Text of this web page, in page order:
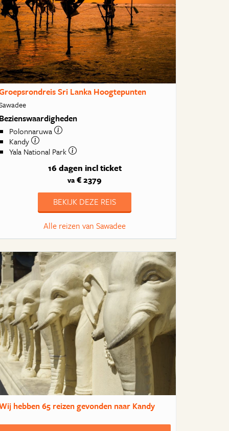
Sri Lanka Hoogtepunten
Polonnaruwa
Kandy
Yala National Park
16 dagen incl ticket
va € 2379
BEKIJK DEZE REIS
Alle reizen van Sawadee
hebben65 reizengevonden naar Kandy